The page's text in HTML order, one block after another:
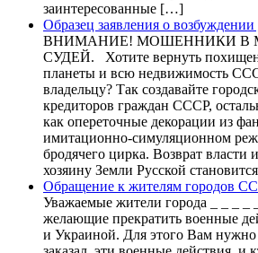
заинтересованные […]
Образец заявления о
ВНИМАНИЕ! МОШЕННИКИ В
СУДЕЙ. Хотите вернуть
планеты и всю недвижимость
владельцу? Так создавайте
кредиторов граждан СССР,
как опереточные декорации из
имитационно-симуляционном
бродячего цирка. Возврат власти
хозяину Земли Русской
Обращение к жителям городов
Уважаемые жители города _ _ _ _
желающие прекратить военные
и Украиной. Для этого Вам нужно